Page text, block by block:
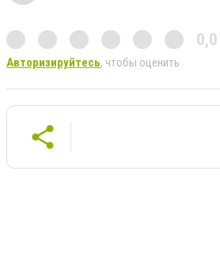
0,0
Авторизируйтесь, чтобы оценить